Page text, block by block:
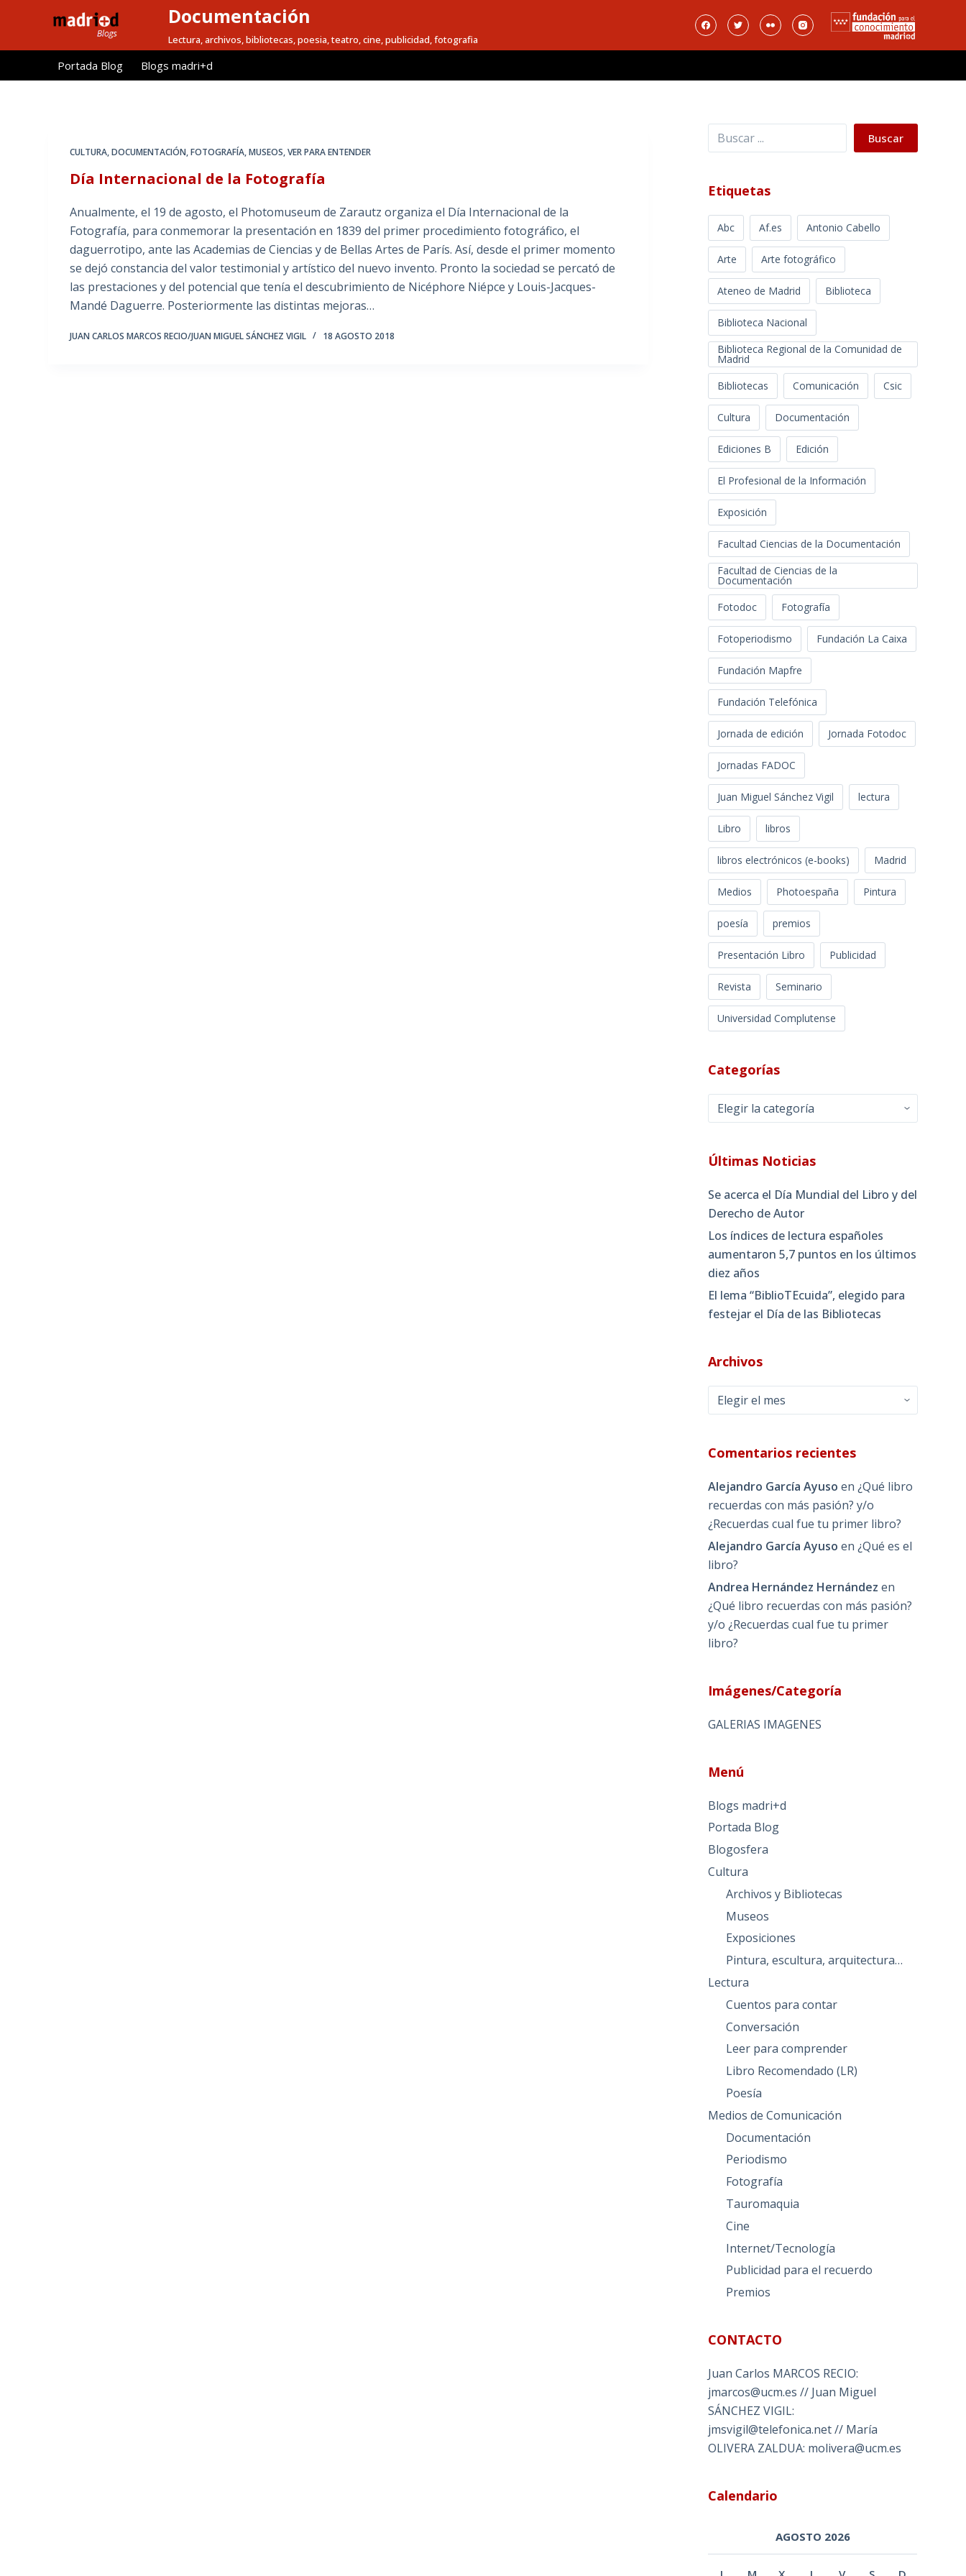
l
Documentación
Lectura, archivos, bibliotecas, poesia, teatro, cine, publicidad, fotografia
Portada Blog Blogs madri+d
CULTURA,DOCUMENTACIÓN,FOTOGRAFÍA,MUSEOS,VER PARA ENTENDER
Día Internacional de la Fotografía
Anualmente, el 19 de agosto, el Photomuseum de Zarautz organiza el Día Internacional de la
Fotografía, para conmemorar la presentación en 1839 del primer procedimiento fotográfico, el
daguerrotipo, ante las Academias de Ciencias y de Bellas Artes de París. Así, desde el primer momento
se dejó constancia del valor testimonial y artístico del nuevo invento. Pronto la sociedad se percató de
las prestaciones y del potencial que tenía el descubrimiento de Nicéphore Niépce y Louis-Jacques-
Mandé Daguerre. Posteriormente las distintas mejoras…
JUAN CARLOS MARCOS RECIO/JUAN MIGUEL SÁNCHEZ VIGIL 18 AGOSTO 2018
Buscar Buscar
Etiquetas
Abc Af.es Antonio Cabello
Arte Arte fotográfico
Ateneo de Madrid Biblioteca
Biblioteca Nacional
Biblioteca Regional de la Comunidad de
Madrid
Bibliotecas
Comunicación Csic
Cultura Documentación
Ediciones B Edición
El Profesional de la Información
Exposición
Facultad Ciencias de la Documentación
Facultad de Ciencias de la
Documentación
Fotodoc
Fotografía
Fotoperiodismo Fundación La Caixa
Fundación Mapfre
Fundación Telefónica
Jornada de edición Jornada Fotodoc
Jornadas FADOC
Juan Miguel Sánchez Vigil lectura
Libro libros
libros electrónicos (e-books) Madrid
Medios Photoespaña Pintura
poesía premios
Presentación Libro Publicidad
Revista Seminario
Universidad Complutense
Categorías
Categorías
Últimas Noticias
Se acerca el Día Mundial del Libro y del
Derecho de Autor
Los índices de lectura españoles
aumentaron 5,7 puntos en los últimos
diez años
El lema “BiblioTEcuida”, elegido para
festejar el Día de las Bibliotecas
Archivos
Archivos
Comentarios recientes
Alejandro García Ayuso en¿Qué libro
recuerdas con más pasión? y/o
¿Recuerdas cual fue tu primer libro?
Alejandro García Ayuso en¿Qué es el
libro?
Andrea Hernández Hernández en
¿Qué libro recuerdas con más pasión?
y/o ¿Recuerdas cual fue tu primer
libro?
Imágenes/Categoría
GALERIAS IMAGENES
Menú
Blogs madri+d
Portada Blog
Blogosfera
Cultura
Archivos y Bibliotecas
Museos
Exposiciones
Pintura, escultura, arquitectura…
Lectura
Cuentos para contar
Conversación
Leer para comprender
Libro Recomendado (LR)
Poesía
Medios de Comunicación
Documentación
Periodismo
Fotografía
Tauromaquia
Cine
Internet/Tecnología
Publicidad para el recuerdo
Premios
CONTACTO
Juan Carlos MARCOS RECIO:
jmarcos@ucm.es // Juan Miguel
SÁNCHEZ VIGIL:
jmsvigil@telefonica.net // María
OLIVERA ZALDUA: molivera@ucm.es
Calendario
AGOSTO 2026